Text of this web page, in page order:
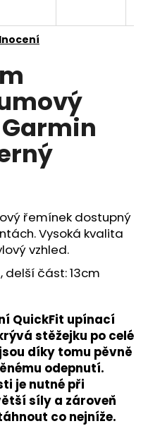
řemínek dostupný
Vysoká kvalita
vzhled.
delší část: 13cm
QuickFit upínací
stěžejku po celé
díky tomu pěvně
odepnutí.
je nutné při
síly a zároveň
co nejníže.